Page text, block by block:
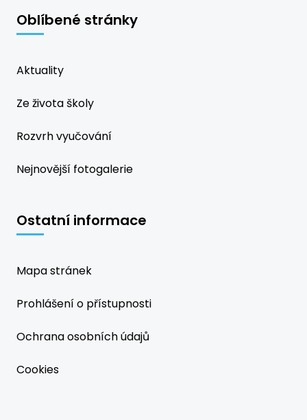
Oblíbené stránky
Aktuality
Ze života školy
Rozvrh vyučování
Nejnovější fotogalerie
Ostatní informace
Mapa stránek
Prohlášení o přístupnosti
Ochrana osobních údajů
Cookies